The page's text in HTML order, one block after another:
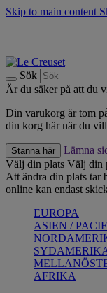
Skip to main content
Sök
Är du säker på att du
Din varukorg är tom
din korg här när du
Stanna här
Lämna
Välj din plats Välj din
Att ändra din plats tar
online kan endast
EUROPA
ASIEN /
AFRIKA